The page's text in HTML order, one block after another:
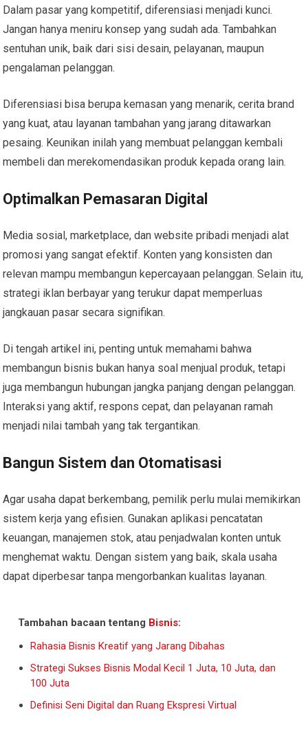
Dalam pasar yang kompetitif, diferensiasi menjadi kunci.
Jangan hanya meniru konsep yang sudah ada. Tambahkan
sentuhan unik, baik dari sisi desain, pelayanan, maupun
pengalaman pelanggan.
Diferensiasi bisa berupa kemasan yang menarik, cerita brand
yang kuat, atau layanan tambahan yang jarang ditawarkan
pesaing. Keunikan inilah yang membuat pelanggan kembali
membeli dan merekomendasikan produk kepada orang lain.
Optimalkan Pemasaran Digital
Media sosial, marketplace, dan website pribadi menjadi alat
promosi yang sangat efektif. Konten yang konsisten dan
relevan mampu membangun kepercayaan pelanggan. Selain itu,
strategi iklan berbayar yang terukur dapat memperluas
jangkauan pasar secara signifikan.
Di tengah artikel ini, penting untuk memahami bahwa
membangun bisnis bukan hanya soal menjual produk, tetapi
juga membangun hubungan jangka panjang dengan pelanggan.
Interaksi yang aktif, respons cepat, dan pelayanan ramah
menjadi nilai tambah yang tak tergantikan.
Bangun Sistem dan Otomatisasi
Agar usaha dapat berkembang, pemilik perlu mulai memikirkan
sistem kerja yang efisien. Gunakan aplikasi pencatatan
keuangan, manajemen stok, atau penjadwalan konten untuk
menghemat waktu. Dengan sistem yang baik, skala usaha
dapat diperbesar tanpa mengorbankan kualitas layanan.
Tambahan bacaan tentang Bisnis:
Rahasia Bisnis Kreatif yang Jarang Dibahas
Strategi Sukses Bisnis Modal Kecil 1 Juta, 10 Juta, dan
100 Juta
Definisi Seni Digital dan Ruang Ekspresi Virtual